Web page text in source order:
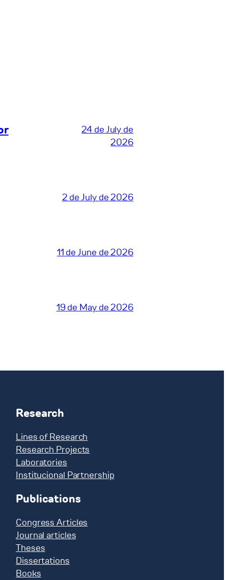
24 de July de
2026
2 de July de 2026
11 de June de 2026
19 de May de 2026
Research
Lines of Research
Research Projects
Laboratories
Institucional Partnership
Publications
Congress Articles
Journal articles
Theses
Dissertations
Books